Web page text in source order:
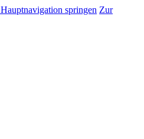
springen Zur